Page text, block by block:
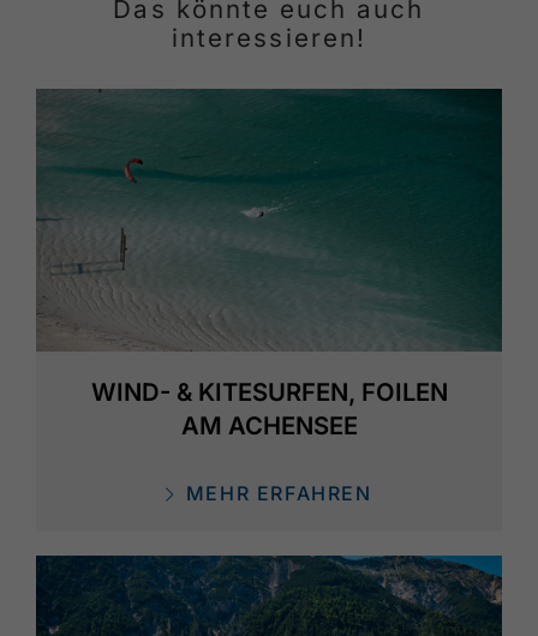
Das könnte euch auch
interessieren!
WIND- & KITESURFEN, FOILEN
AM ACHENSEE
MEHR ERFAHREN